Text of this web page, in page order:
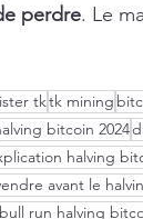
perdre. Le
tktk mining
bitcoin 2024
halving
avant le
bull run halving